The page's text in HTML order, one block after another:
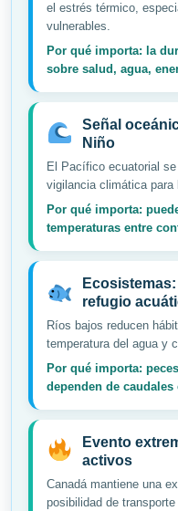
el estrés térmico,
vulnerables.
Por qué importa: la
sobre salud, agua,
Señal
Niño
El Pacífico ecuatorial
vigilancia climática
Por qué importa:
temperaturas entre
refugio
Ríos bajos reducen
temperatura del agua y
Por qué importa:
dependen de
Evento
activos
Canadá mantiene una
posibilidad de